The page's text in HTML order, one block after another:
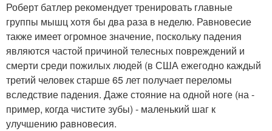
Роберт батлер рекомендует тренировать главные
группы мышц хотя бы два раза в неделю. Равновесие
также имеет огромное значение, поскольку падения
являются частой причиной телесных повреждений и
смерти среди пожилых людей (в США ежегодно каждый
третий человек старше 65 лет получает переломы
вследствие падения. Даже стояние на одной ноге (на -
пример, когда чистите зубы) - маленький шаг к
улучшению равновесия.